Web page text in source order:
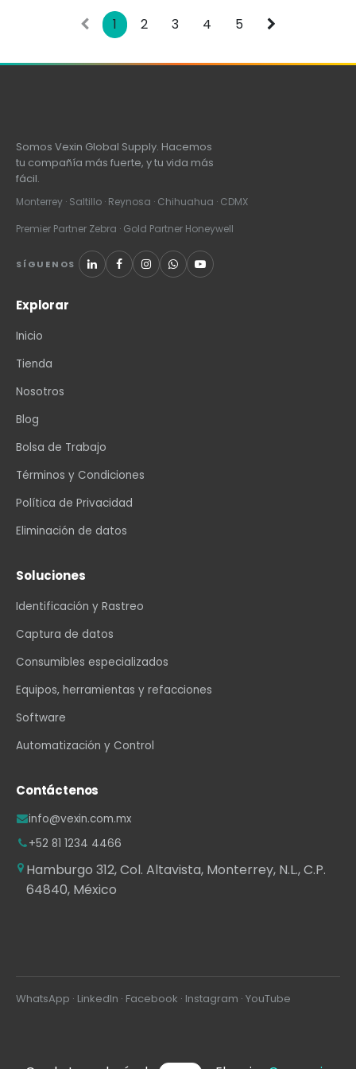
Rollos/caja. Peso
por caja 9.07 kg.
1 2 3 4 5
Somos Vexin Global Supply. Hacemos
tu compañía más fuerte, y tu vida más
fácil.
Monterrey · Saltillo · Reynosa · Chihuahua · CDMX
Premier Partner Zebra · Gold Partner Honeywell
SÍGUENOS
Explorar
Inicio
Tienda
Nosotros
Blog
Bolsa de Trabajo
Términos y Condiciones
Política de Privacidad
Eliminación de datos
Soluciones
Identificación y Rastreo
Captura de datos
Consumibles especializados
Equipos, herramientas y refacciones
Software
Automatización y Control
Contáctenos
info@vexin.com.mx
+52 81 1234 4466
Hamburgo 312, Col. Altavista, Monterrey, N.L., C.P.
64840, México
WhatsApp · LinkedIn · Facebook · Instagram · YouTube